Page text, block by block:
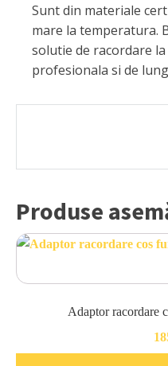
Sunt din materiale
mare la temperatura.
solutie de racordare
profesionala si de
Produse
Adaptor racordare